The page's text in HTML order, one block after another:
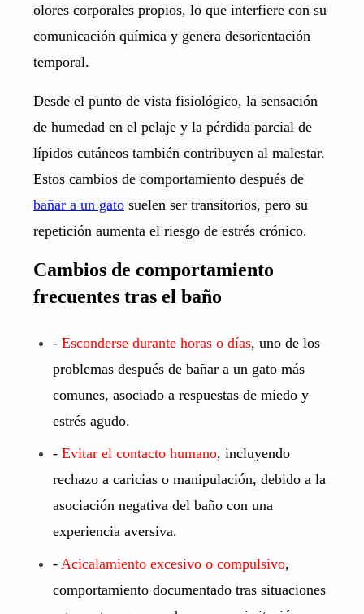
olores corporales propios, lo que interfiere con su
comunicación química y genera desorientación
temporal.
Desde el punto de vista fisiológico, la sensación
de humedad en el pelaje y la pérdida parcial de
lípidos cutáneos también contribuyen al malestar.
Estos cambios de comportamiento después de
bañar a un gato suelen ser transitorios, pero su
repetición aumenta el riesgo de estrés crónico.
Cambios de comportamiento
frecuentes tras el baño
- Esconderse durante horas o días, uno de los
problemas después de bañar a un gato más
comunes, asociado a respuestas de miedo y
estrés agudo.
- Evitar el contacto humano, incluyendo
rechazo a caricias o manipulación, debido a la
asociación negativa del baño con una
experiencia aversiva.
- Acicalamiento excesivo o compulsivo,
comportamiento documentado tras situaciones